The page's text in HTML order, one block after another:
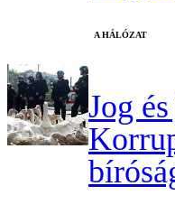
A HÁLÓZAT
Jog